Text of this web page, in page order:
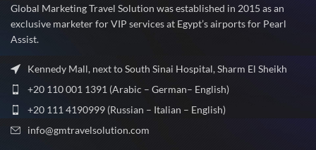
Global Marketing Travel Solution was established in 2015 as an
exclusive marketer for VIP services at Egypt’s airports for Pearl
Assist.
Kennedy Mall, next to South Sinai Hospital, Sharm El Sheikh
+20 110 001 1391 (Arabic – German– English)
+20 111 4190999 (Russian – Italian – English)
info@gmtravelsolution.com